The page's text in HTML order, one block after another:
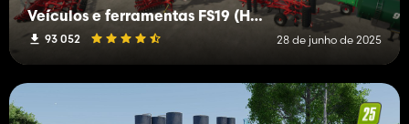
Veículos e ferramentas FS19 (H-K)
93 052 28 de junho de 2025